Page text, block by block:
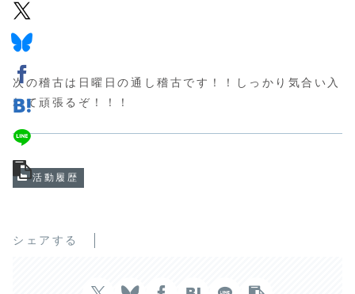
次の稽古は日曜日の通し稽古です！！しっかり気合い入
れて頑張るぞ！！！
活動履歴
シェアする